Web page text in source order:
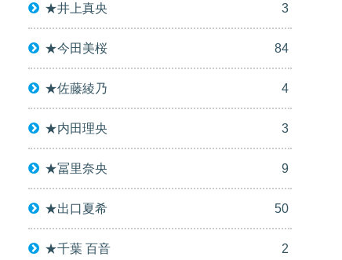
★井上真央 3
★今田美桜 84
★佐藤綾乃 4
★内田理央 3
★冨里奈央 9
★出口夏希 50
★千葉 百音 2